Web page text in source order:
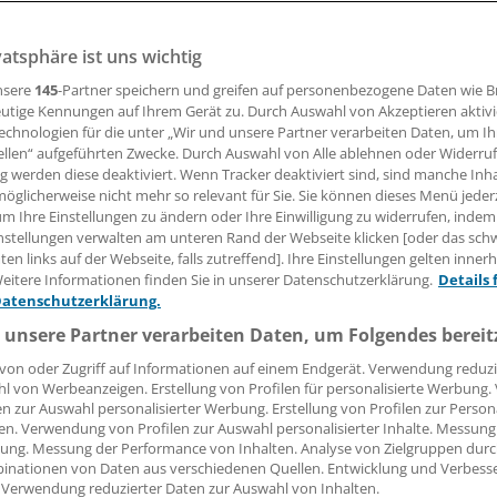
16:55 Uhr
Video-Reihe fasst die wichtigsten Informationen zu
(AML) für Patienten und Angehörige im Internet
Erklärvideos gibt Privatdozent Dr. Christoph
Dresden einen Einblick in die Erkrankung, teilt
zwischen einer und drei Minuten lang und von Experten
zu den auf der Seite bereits zu findenden Infos zu
sind unter anderem Symptome, Prognosen und
ist uns wichtig
145-Partner speichern und greifen auf personenbezogene Daten wie
Kennungen auf Ihrem Gerät zu. Durch Auswahl von Akzeptieren
für die unter „Wir und unsere Partner verarbeiten Daten, um
aufgeführten Zwecke. Durch Auswahl von Alle ablehnen oder
werden diese deaktiviert. Wenn Tracker deaktiviert sind, sind manche
nicht mehr so relevant für Sie. Sie können dieses Menü
Ihre Einstellungen zu ändern oder Ihre Einwilligung zu widerrufen, indem
verwalten am unteren Rand der Webseite klicken [oder das
links auf der Webseite, falls zutreffend]. Ihre Einstellungen gelten
Informationen finden Sie in unserer Datenschutzerklärung. Details
Partner verarbeiten Daten, um Folgendes
oder Zugriff auf Informationen auf einem Endgerät. Verwendung
von Werbeanzeigen. Erstellung von Profilen für personalisierte
zur Auswahl personalisierter Werbung. Erstellung von Profilen zur
Verwendung von Profilen zur Auswahl personalisierter Inhalte.
Messung der Performance von Inhalten. Analyse von Zielgruppen
von Daten aus verschiedenen Quellen. Entwicklung und
reduzierter Daten zur Auswahl von Inhalten.